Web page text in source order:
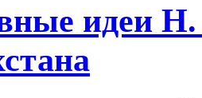
идеи Н.